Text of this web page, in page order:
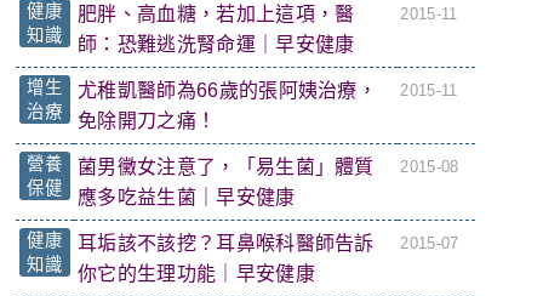
健康
知識
肥胖、高血糖，若加上這項，醫
師：恐難逃洗腎命運｜早安健康
2015-11
增生
治療
尤稚凱醫師為66歲的張阿姨治療，
免除開刀之痛！
2015-11
營養
保健
菌男黴女注意了，「易生菌」體質
應多吃益生菌｜早安健康
2015-08
健康
知識
耳垢該不該挖？耳鼻喉科醫師告訴
你它的生理功能｜早安健康
2015-07